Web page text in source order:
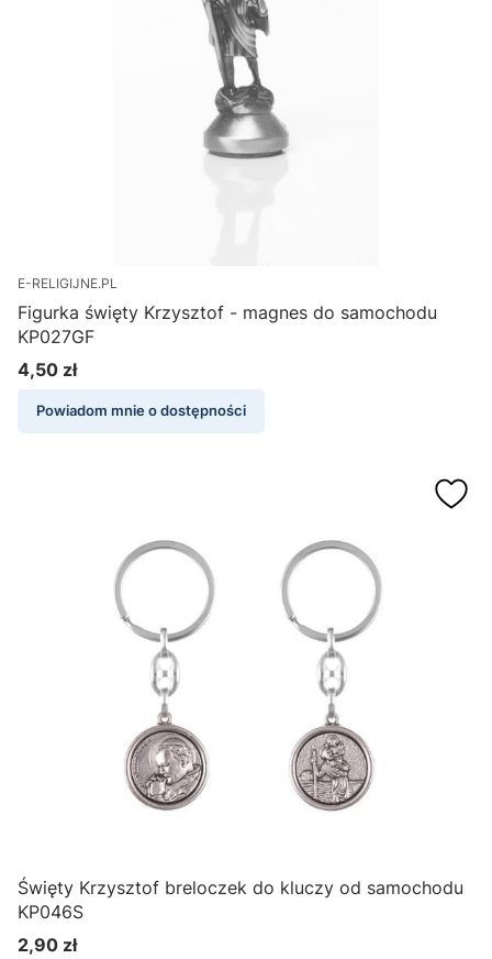
E-RELIGIJNE.PL
Figurka święty Krzysztof - magnes do samochodu
KP027GF
Cena
4,50 zł
Powiadom mnie o dostępności
Święty Krzysztof breloczek do kluczy od samochodu
KP046S
Cena
2,90 zł